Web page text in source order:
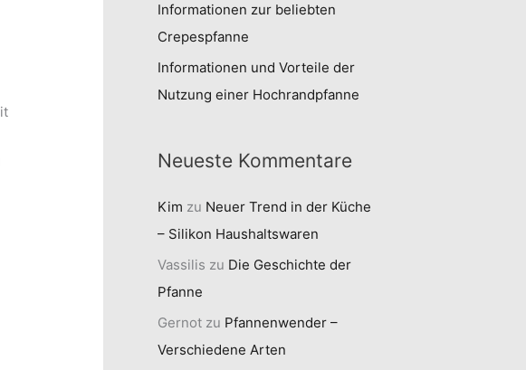
Informationen zur beliebten
Crepespfanne
Informationen und Vorteile der
Nutzung einer Hochrandpfanne
Neueste Kommentare
Kim zu Neuer Trend in der Küche
– Silikon Haushaltswaren
Vassilis zu Die Geschichte der
Pfanne
Gernotzu Pfannenwender –
Verschiedene Arten